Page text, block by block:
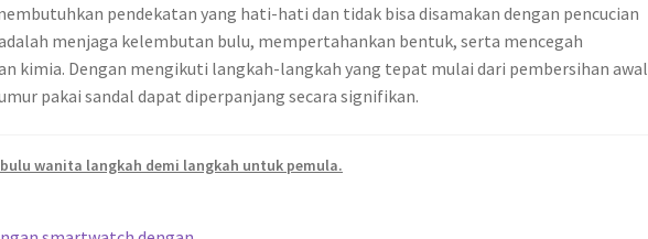
pendekatan yang hati-hati dan tidak bisa disamakan dengan pencucian
menjaga kelembutan bulu, mempertahankan bentuk, serta mencegah
kimia. Dengan mengikuti langkah-langkah yang tepat mulai dari pembersihan awal
pakai sandal dapat diperpanjang secara signifikan.
wanita langkah demi langkah untuk pemula.